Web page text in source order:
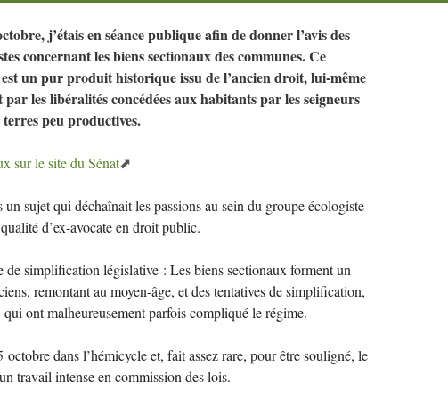
j’étais en séance publique afin de donner l’avis des
concernant les biens sectionaux des communes. Ce
un pur produit historique issu de l’ancien droit, lui-même
les libéralités concédées aux habitants par les seigneurs
terres peu productives.
sur le site du Sénat
un sujet qui déchaînait les passions au sein du groupe écologiste
d’ex-avocate en droit public.
de simplification législative : Les biens sectionaux forment un
remontant au moyen-âge, et des tentatives de simplification,
ont malheureusement parfois compliqué le régime.
dans l’hémicycle et, fait assez rare, pour être souligné, le
travail intense en commission des lois.